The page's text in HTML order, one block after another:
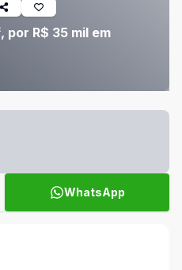
por R$ 35 mil em
WhatsApp